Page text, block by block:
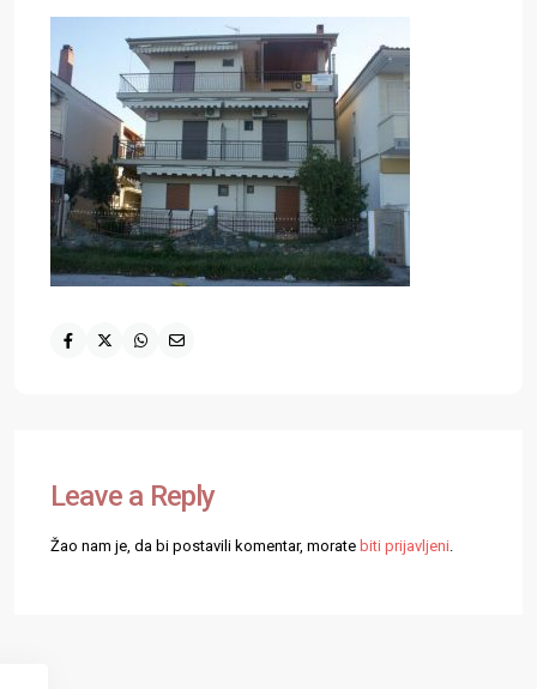
Leave a Reply
Žao nam je, da bi postavili komentar, morate biti prijavljeni.